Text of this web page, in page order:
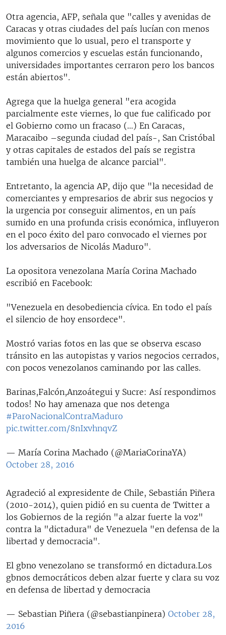
Otra agencia, AFP, señala que "calles y avenidas de
Caracas y otras ciudades del país lucían con menos
movimiento que lo usual, pero el transporte y
algunos comercios y escuelas están funcionando,
universidades importantes cerraron pero los bancos
están abiertos".
Agrega que la huelga general "era acogida
parcialmente este viernes, lo que fue calificado por
el Gobierno como un fracaso (…) En Caracas,
Maracaibo –segunda ciudad del país-, San Cristóbal
y otras capitales de estados del país se registra
también una huelga de alcance parcial".
Entretanto, la agencia AP, dijo que "la necesidad de
comerciantes y empresarios de abrir sus negocios y
la urgencia por conseguir alimentos, en un país
sumido en una profunda crisis económica, influyeron
en el poco éxito del paro convocado el viernes por
los adversarios de Nicolás Maduro".
La opositora venezolana María Corina Machado
escribió en Facebook:
"Venezuela en desobediencia cívica. En todo el país
el silencio de hoy ensordece".
Mostró varias fotos en las que se observa escaso
tránsito en las autopistas y varios negocios cerrados,
con pocos venezolanos caminando por las calles.
Barinas,Falcón,Anzoátegui y Sucre: Así respondimos
todos! No hay amenaza que nos detenga
#ParoNacionalContraMaduro
pic.twitter.com/8nIxvhnqvZ
— María Corina Machado (@MariaCorinaYA)
October 28, 2016
Agradeció al expresidente de Chile, Sebastián Piñera
(2010-2014), quien pidió en su cuenta de Twitter a
los Gobiernos de la región "a alzar fuerte la voz"
contra la "dictadura" de Venezuela "en defensa de la
libertad y democracia".
El gbno venezolano se transformó en dictadura.Los
gbnos democráticos deben alzar fuerte y clara su voz
en defensa de libertad y democracia
— Sebastian Piñera (@sebastianpinera) October 28,
2016